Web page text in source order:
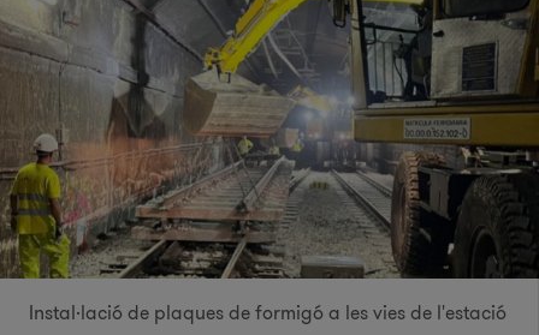
Instal·lació de plaques de formigó a les vies de l'estació